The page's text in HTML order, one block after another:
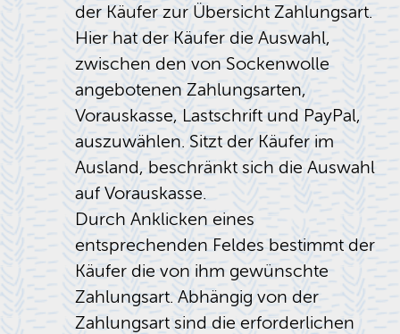
der Käufer zur Übersicht Zahlungsart.
Hier hat der Käufer die Auswahl,
zwischen den von Sockenwolle
angebotenen Zahlungsarten,
Vorauskasse, Lastschrift und PayPal,
auszuwählen. Sitzt der Käufer im
Ausland, beschränkt sich die Auswahl
auf Vorauskasse.
Durch Anklicken eines
entsprechenden Feldes bestimmt der
Käufer die von ihm gewünschte
Zahlungsart. Abhängig von der
Zahlungsart sind die erforderlichen